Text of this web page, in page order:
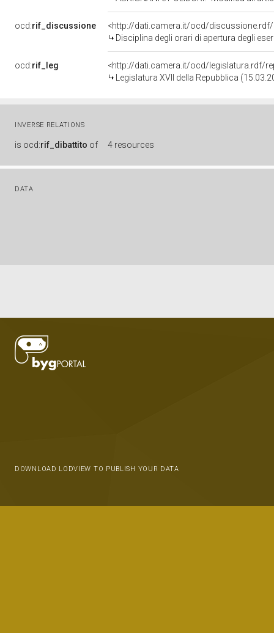
ocd:rif_discussione
<http://dati.camera.it/ocd/discussione.rdf/
Disciplina degli orari di apertura degli
ocd:rif_leg
<http://dati.camera.it/ocd/legislatura.rdf/
Legislatura XVII della Repubblica
INVERSE RELATIONS
is ocd:rif_dibattito of 4 resources
DATA
DOWNLOAD LODVIEW TO PUBLISH YOUR DATA